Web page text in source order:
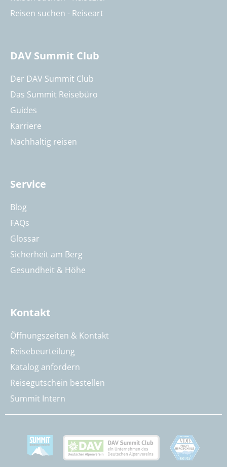
Reisen suchen - Reiseart
DAV Summit Club
Der DAV Summit Club
Das Summit Reisebüro
Guides
Karriere
Nachhaltig reisen
Service
Blog
FAQs
Glossar
Sicherheit am Berg
Gesundheit & Höhe
Kontakt
Öffnungszeiten & Kontakt
Reisebeurteilung
Katalog anfordern
Reisegutschein bestellen
Summit Intern